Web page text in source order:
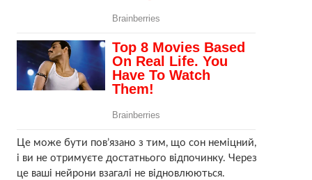
Це може бути пов’язано з тим, що сон неміцний,
і ви не отримуєте достатнього відпочинку. Через
це ваші нейрони взагалі не відновлюються.